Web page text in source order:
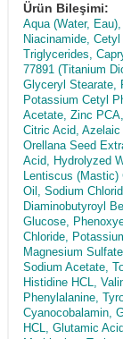
Ürün Bileşimi:
Aqua (Water,
Niacinamide,
Triglycerides,
77891 (Titanium
Glyceryl Stearate,
Potassium Cetyl
Acetate, Zinc
Citric Acid,
Orellana Seed
Acid, Hydrolyzed
Lentiscus (Mastic)
Oil, Sodium
Diaminobutyroyl
Glucose,
Chloride,
Magnesium
Sodium Acetate,
Histidine HCL,
Phenylalanine,
Cyanocobalamin,
HCL, Glutamic